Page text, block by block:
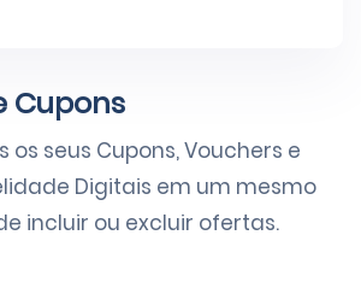
Cupons
os seus Cupons, Vouchers e
Digitais em um mesmo
incluir ou excluir ofertas.